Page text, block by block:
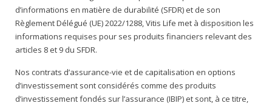
d’informations en matière de durabilité (SFDR) et de son
Règlement Délégué (UE) 2022/1288, Vitis Life met à disposition les
informations requises pour ses produits financiers relevant des
articles 8 et 9 du SFDR.
Nos contrats d’assurance-vie et de capitalisation en options
d’investissement sont considérés comme des produits
d’investissement fondés sur l’assurance (IBIP) et sont, à ce titre,